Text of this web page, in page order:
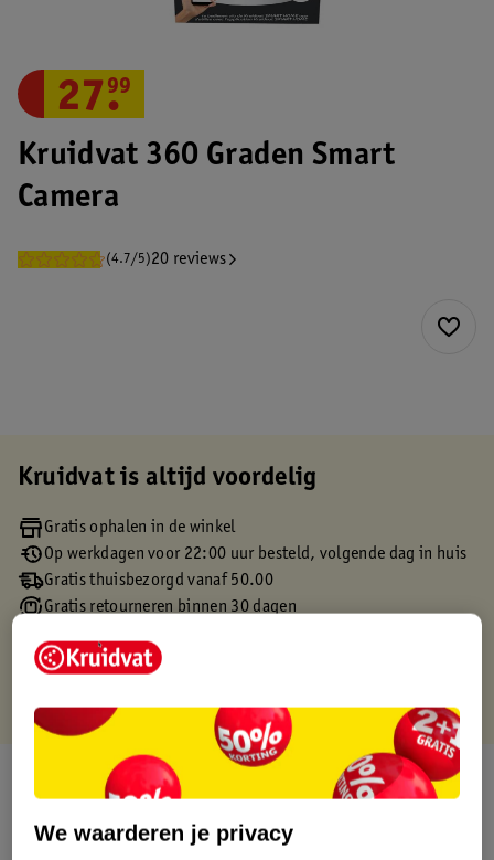
Kruidvat 360 Graden Smart
Camera
(4.7/5)20 reviews
27.
99
Kruidvat is altijd voordelig
Gratis ophalen in de winkel
Op werkdagen voor 22:00 uur besteld, volgende dag in huis
Gratis thuisbezorgd vanaf 50.00
Gratis retourneren binnen 30 dagen
Over dit product
Productinformatie
We waarderen je privacy